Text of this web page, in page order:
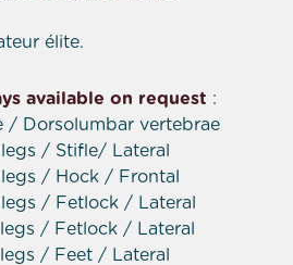
élite.
available on request :
/ Dorsolumbar vertebrae
/ Stifle/ Lateral
/ Hock / Frontal
/ Fetlock / Lateral
/ Fetlock / Lateral
/ Feet / Lateral